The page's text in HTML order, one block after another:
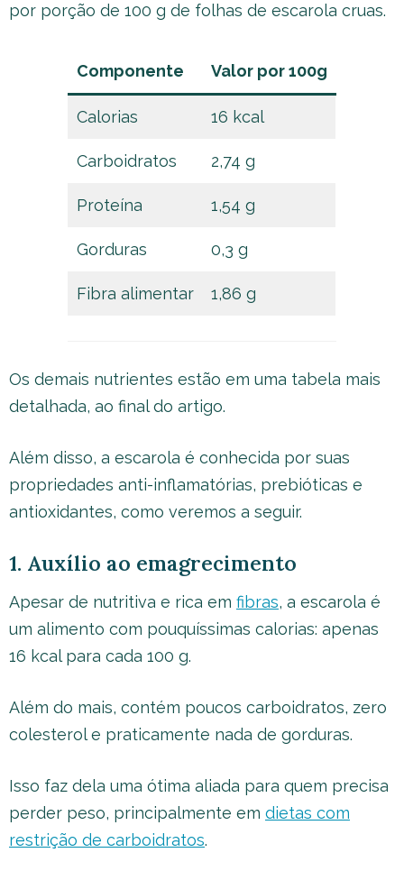
por porção de 100 g de folhas de escarola cruas.
Componente Valor por 100g
Calorias 16 kcal
Carboidratos 2,74 g
Proteína 1,54 g
Gorduras 0,3 g
Fibra alimentar 1,86 g
Os demais nutrientes estão em uma tabela mais
detalhada, ao final do artigo.
Além disso, a escarola é conhecida por suas
propriedades anti-inflamatórias, prebióticas e
antioxidantes, como veremos a seguir.
1. Auxílio ao emagrecimento
Apesar de nutritiva e rica em fibras, a escarola é
um alimento com pouquíssimas calorias: apenas
16 kcal para cada 100 g.
Além do mais, contém poucos carboidratos, zero
colesterol e praticamente nada de gorduras.
Isso faz dela uma ótima aliada para quem precisa
perder peso, principalmente em dietas com
restrição de carboidratos.